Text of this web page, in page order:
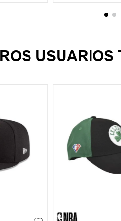
USUARIOS